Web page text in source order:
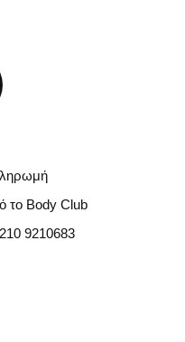
το Body Club
9210683